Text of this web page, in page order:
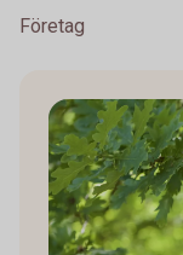
Företag